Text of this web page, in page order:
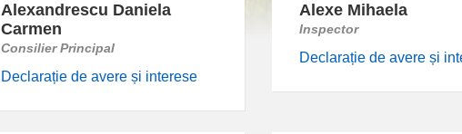
Alexandrescu Daniela
Carmen
Consilier Principal
Declarație de avere și interese
Alexe Mihaela
Inspector
Declarație de avere și